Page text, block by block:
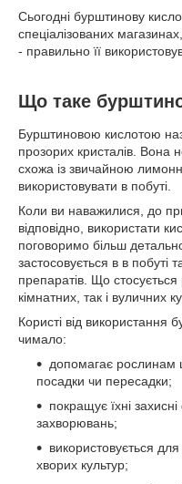
Сьогодні бурштинову
спеціалізованих
- правильно її
Що таке
Бурштиновою кислотою
прозорих кристалів.
схожа із звичайною
використовувати в побуті.
Коли ви наважилися, до
відповідно, використати
поговоримо більш
застосовується в в побуті
препаратів. Що
кімнатних, так і вуличних
Користі від використання
чимало:
допомагає рослинам
посадки чи пересадки;
покращує їхні захисні
захворювань;
використовується
хворих культур;